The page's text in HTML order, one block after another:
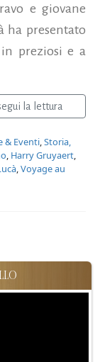
e giovane
ha presentato
preziosi e a
la lettura
& Eventi,Storia,
, Harry Gruyaert,
,Voyage au